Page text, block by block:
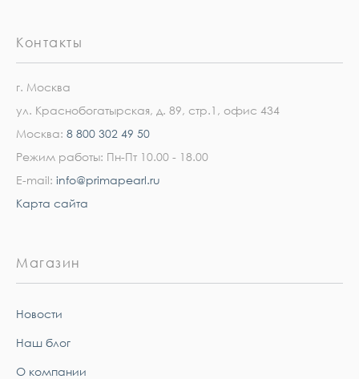
Контакты
г. Москва
ул. Краснобогатырская, д. 89, стр.1, офис 434
Москва: 8 800 302 49 50
Режим работы: Пн-Пт 10.00 - 18.00
E-mail: info@primapearl.ru
Карта сайта
Магазин
Новости
Наш блог
О компании